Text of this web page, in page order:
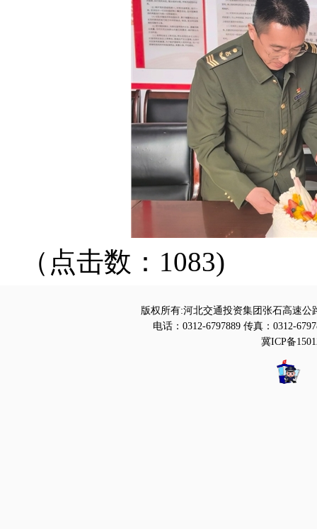
（点击数：1083)
版权所有:河北交通投资集团张石高速公
电话：0312-6797889 传真：0312-
冀ICP备